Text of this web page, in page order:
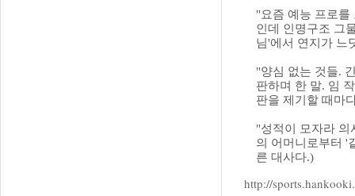
"요즘 예능 프로를
인데 인명구조 그
님'에서 연지가 느
"양심 없는 것들.
판하며 한 말. 임
판을 제기할 때마
"성적이 모자라 의
의 어머니로부터 '
른 대사다.)
http://